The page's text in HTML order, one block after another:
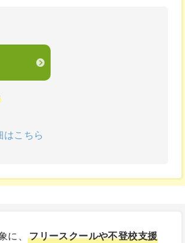
こちら
に、フリースクールや不登校支援